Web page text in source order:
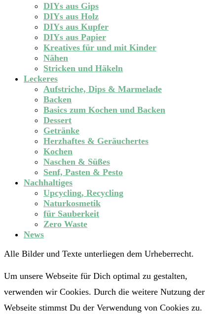
DIYs aus Gips
DIYs aus Holz
DIYs aus Kupfer
DIYs aus Papier
Kreatives für und mit Kinder
Nähen
Stricken und Häkeln
Leckeres
Aufstriche, Dips & Marmelade
Backen
Basics zum Kochen und Backen
Dessert
Getränke
Herzhaftes & Geräuchertes
Kochen
Naschen & Süßes
Senf, Pasten & Pesto
Nachhaltiges
Upcycling, Recycling
Naturkosmetik
für Sauberkeit
Zero Waste
News
Alle Bilder und Texte unterliegen dem Urheberrecht.
Um unsere Webseite für Dich optimal zu gestalten,
verwenden wir Cookies. Durch die weitere Nutzung der
Webseite stimmst Du der Verwendung von Cookies zu.